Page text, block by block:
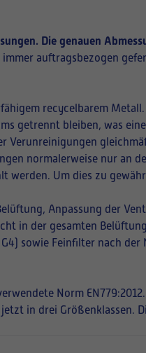
Die genauen
auftragsbezogen
recycelbarem Metall.
getrennt bleiben, was
normalerweise nur an
Um dies zu
Anpassung der
in der gesamten
sowie Feinfilter nach
Norm
in drei Größenklassen.